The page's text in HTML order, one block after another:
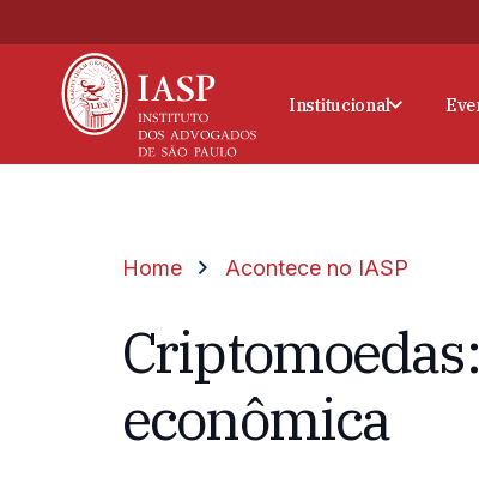
Institucional
Home Acontece no IASP
econômica